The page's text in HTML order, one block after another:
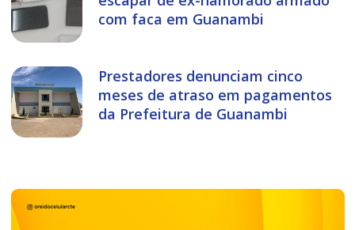
com faca em Guanambi
Prestadores denunciam cinco
meses de atraso em pagamentos
da Prefeitura de Guanambi